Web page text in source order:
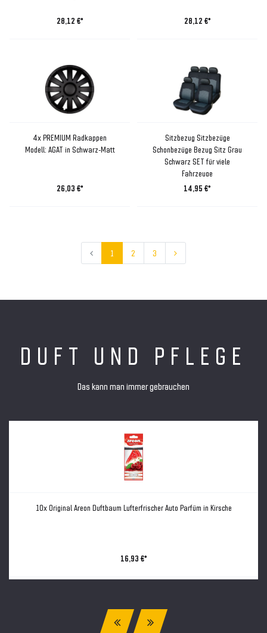
28,12 €* 28,12 €*
4x PREMIUM Radkappen
Modell: AGAT in Schwarz-Matt
26,03 €*
Sitzbezug Sitzbezüge
Schonbezüge Bezug Sitz Grau
Schwarz SET für viele
Fahrzeuge
14,95 €*
1 2 3
DUFT UND PFLEGE
Das kann man immer gebrauchen
10x Original Areon Duftbaum Lufterfrischer Auto Parfüm in Kirsche
16,93 €*